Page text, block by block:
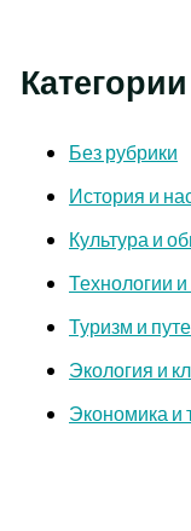
Категории
Без рубрики
История и
Культура и
Технологии
Туризм и
Экология и
Экономика и